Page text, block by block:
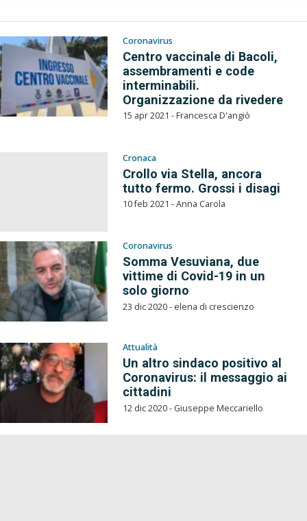
Coronavirus
Centro vaccinale di Bacoli,
assembramenti e code
interminabili.
Organizzazione da rivedere
15 apr 2021 - Francesca D'angiò
Cronaca
Crollo via Stella, ancora
tutto fermo. Grossi i disagi
10 feb 2021 - Anna Carola
Coronavirus
Somma Vesuviana, due
vittime di Covid-19 in un
solo giorno
23 dic 2020 - elena di crescienzo
Attualità
Un altro sindaco positivo al
Coronavirus: il messaggio ai
cittadini
12 dic 2020 - Giuseppe Meccariello